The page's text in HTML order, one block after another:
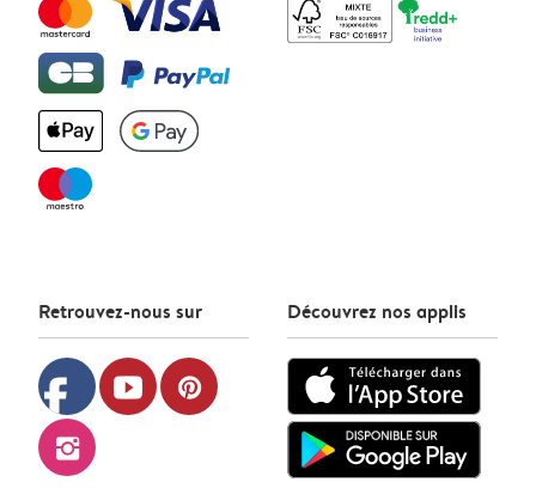
Retrouvez-nous sur
facebook youtube pinterest
instagram
Découvrez nos applis